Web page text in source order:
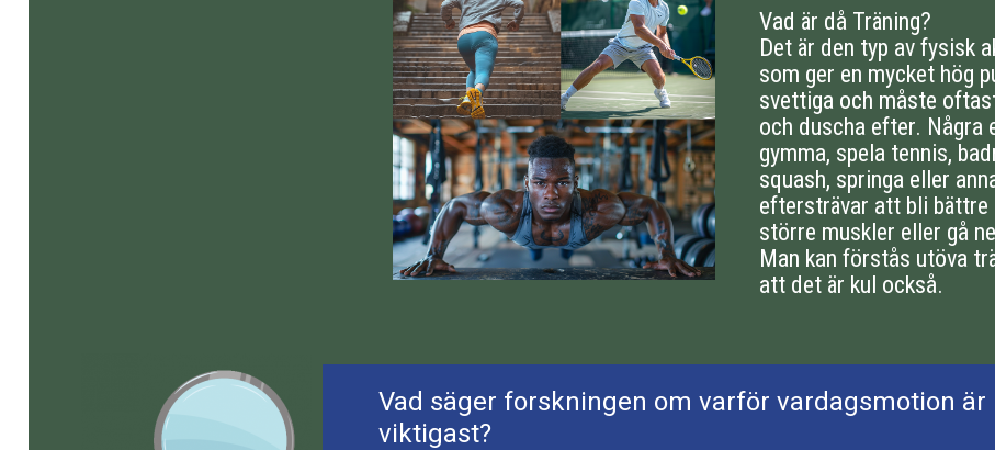
Vad är då Träning?
Det är den typ av fysisk
som ger en mycket hög
svettiga och måste
och duscha efter. Några
gymma, spela tennis,
squash, springa eller
eftersträvar att bli
större muskler eller gå
Man kan förstås utöva
att det är kul också.
Vad säger forskningen om varför vardagsmotion är
viktigast?